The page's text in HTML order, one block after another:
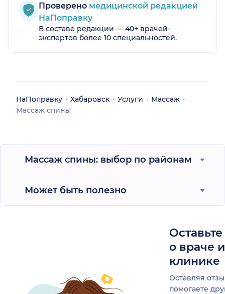
Проверено медицинской редакцией
НаПоправку
В составе редакции — 40+ врачей-
экспертов более 10 специальностей.
НаПоправку Хабаровск Услуги
Массаж
Массаж спины
Массаж спины: выбор по районам
Может быть полезно
о враче
клинике
Оставляя
помогаете